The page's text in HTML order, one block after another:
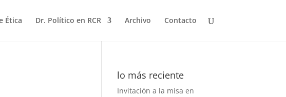
Ética Dr. Político en RCR Archivo Contacto
lo más reciente
Invitación a la misa en